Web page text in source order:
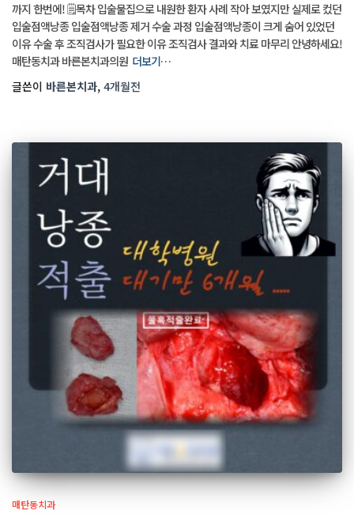
까지 한번에! 🗒️목차 입술물집으로 내원한 환자 사례 작아 보였지만 실제로 컸던
입술점액낭종 입술점액낭종 제거 수술 과정 입술점액낭종이 크게 숨어 있었던
이유 수술 후 조직검사가 필요한 이유 조직검사 결과와 치료 마무리 안녕하세요!
매탄동치과 바른본치과의원 더보기…
글쓴이 바른본치과, 4개월전
매탄동치과